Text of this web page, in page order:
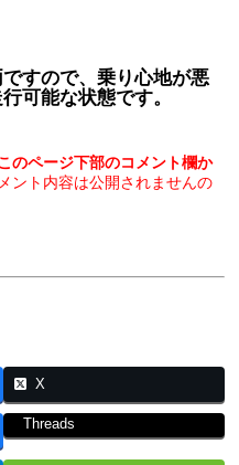
すので、乗り心地が悪
可能な状態です。
のページ下部のコメント欄か
ント内容は公開されませんの
X
Threads